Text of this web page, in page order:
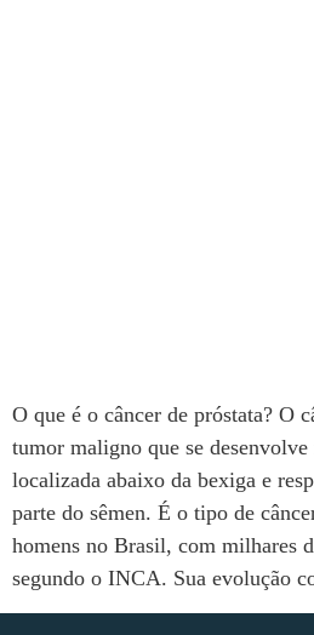
O que é o câncer de próstata? O
tumor maligno que se
localizada abaixo da bexiga e
parte do sêmen. É o tipo de
homens no Brasil, com milhares
segundo o INCA. Sua evolução